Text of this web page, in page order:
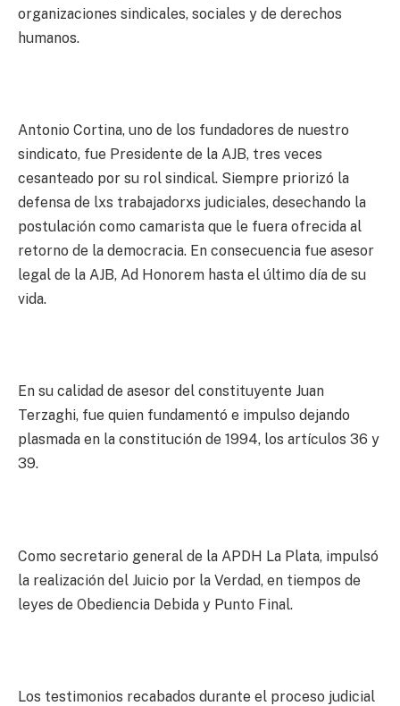
organizaciones sindicales, sociales y de derechos
humanos.
Antonio Cortina, uno de los fundadores de nuestro
sindicato, fue Presidente de la AJB, tres veces
cesanteado por su rol sindical. Siempre priorizó la
defensa de lxs trabajadorxs judiciales, desechando la
postulación como camarista que le fuera ofrecida al
retorno de la democracia. En consecuencia fue asesor
legal de la AJB, Ad Honorem hasta el último día de su
vida.
En su calidad de asesor del constituyente Juan
Terzaghi, fue quien fundamentó e impulso dejando
plasmada en la constitución de 1994, los artículos 36 y
39.
Como secretario general de la APDH La Plata, impulsó
la realización del Juicio por la Verdad, en tiempos de
leyes de Obediencia Debida y Punto Final.
Los testimonios recabados durante el proceso judicial